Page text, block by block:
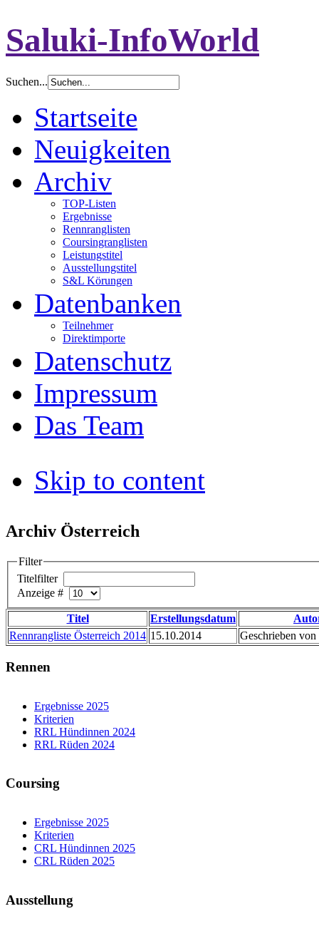
Saluki-InfoWorld
Suchen...
Startseite
Neuigkeiten
Archiv
TOP-Listen
Ergebnisse
Rennranglisten
Coursingranglisten
Leistungstitel
Ausstellungstitel
S&L Körungen
Datenbanken
Teilnehmer
Direktimporte
Datenschutz
Impressum
Das Team
Skip to content
Archiv Österreich
Filter
Titelfilter
Anzeige #
Titel Erstellungsdatum
Rennrangliste Österreich 2014 15.10.2014 Geschrieben
Rennen
Ergebnisse 2025
Kriterien
RRL Hündinnen 2024
RRL Rüden 2024
Coursing
Ergebnisse 2025
Kriterien
CRL Hündinnen 2025
CRL Rüden 2025
Ausstellung